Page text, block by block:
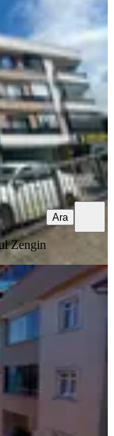
Zengin
Ara